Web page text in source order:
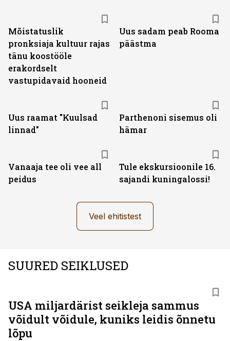
Mõistatuslik
pronksiaja kultuur rajas
tänu koostööle
erakordselt
vastupidavaid hooneid
Uus sadam peab Rooma
päästma
Uus raamat "Kuulsad
linnad"
Parthenoni sisemus oli
hämar
Vanaaja tee oli vee all
peidus
Tule ekskursioonile 16.
sajandi kuningalossi!
Veel ehitistest
SUURED SEIKLUSED
USA miljardärist seikleja sammus
võidult võidule, kuniks leidis õnnetu
lõpu